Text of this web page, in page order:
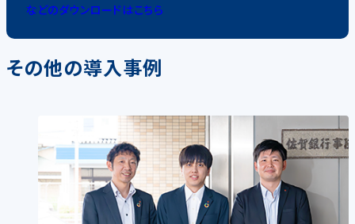
などのダウンロードはこちら
その他の導入事例